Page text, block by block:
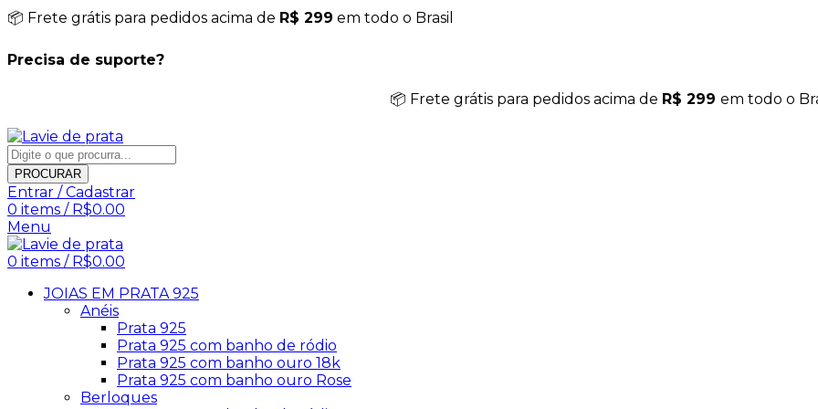
📦 Frete grátis para pedidos acima de R$ 299 em todo o Brasil
Precisa de suporte?
📦 Frete grátis para pedidos acima de R$ 299 em todo o
PROCURAR
Entrar / Cadastrar
0 items / R$0.00
Menu
0 items / R$0.00
JOIAS EM PRATA 925
Anéis
Prata 925
Prata 925 com banho de ródio
Prata 925 com banho ouro 18k
Prata 925 com banho ouro Rose
Berloques